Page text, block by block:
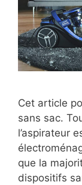
Cet article
sans sac.
l’aspirateur
que la
dispositifs